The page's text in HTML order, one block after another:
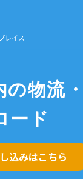
の物流
ード
込みはこちら